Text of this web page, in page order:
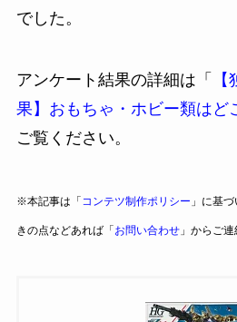
でした。
アンケート結果の詳細は「
果】おもちゃ・ホビー類はど
ご覧ください。
※本記事は「 コンテツ制作ポリシー 」に基
きの点などあれば「お問い合わせ」からご連